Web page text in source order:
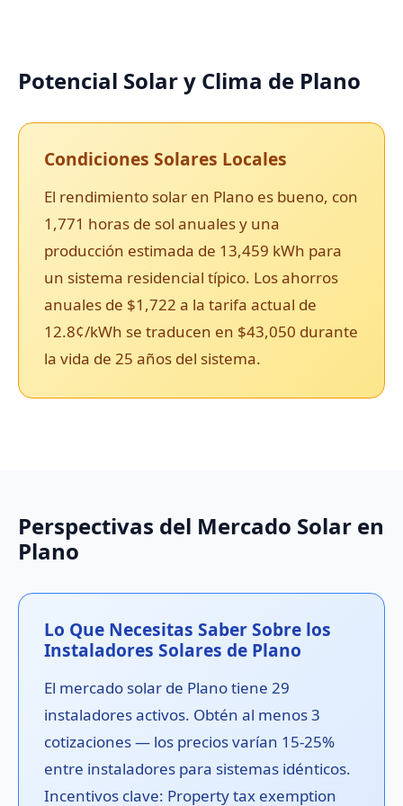
Potencial Solar y Clima de Plano
Condiciones Solares Locales
El rendimiento solar en Plano es bueno, con
1,771 horas de sol anuales y una
producción estimada de 13,459 kWh para
un sistema residencial típico. Los ahorros
anuales de $1,722 a la tarifa actual de
12.8¢/kWh se traducen en $43,050 durante
la vida de 25 años del sistema.
Perspectivas del Mercado Solar en
Plano
Lo Que Necesitas Saber Sobre los
Instaladores Solares de Plano
El mercado solar de Plano tiene 29
instaladores activos. Obtén al menos 3
cotizaciones — los precios varían 15-25%
entre instaladores para sistemas idénticos.
Incentivos clave: Property tax exemption